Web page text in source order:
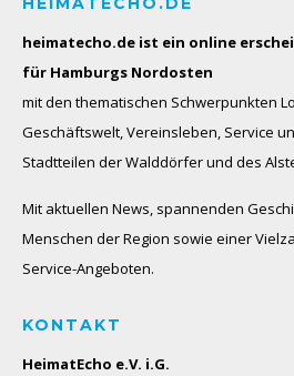
heimatecho.de ist ein online
für Hamburgs Nordosten
mit den thematischen Schwerpunkten
Geschäftswelt, Vereinsleben, Service
Stadtteilen der Walddörfer und des
Mit aktuellen News, spannenden
Menschen der Region sowie einer
Service-Angeboten.
KONTAKT
HeimatEcho e.V. i.G.